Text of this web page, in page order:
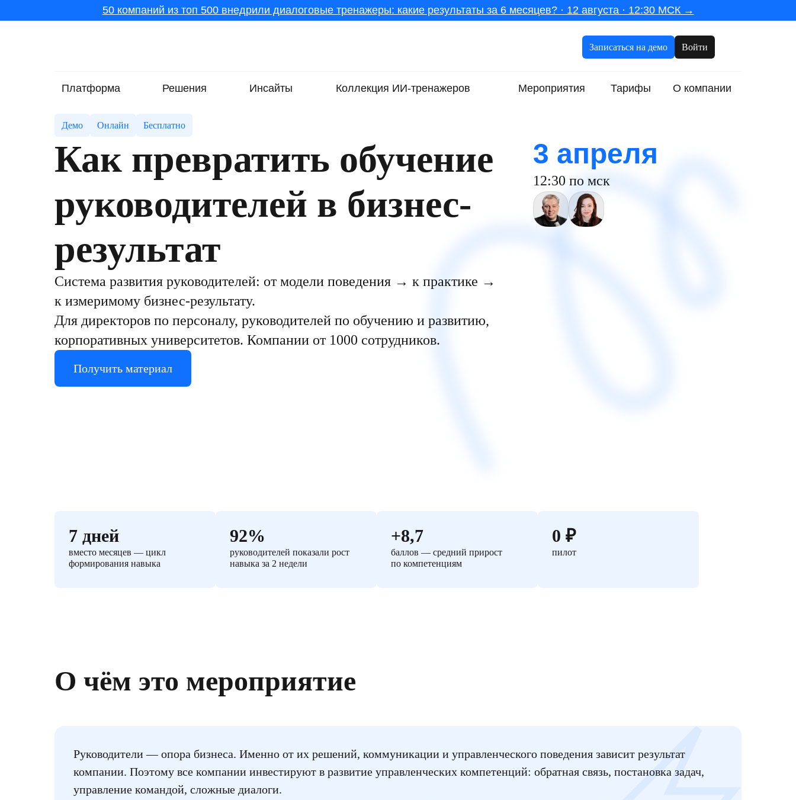
Платформа Решения Инсайты Коллекция ИИ-тренажеров
50 компаний из топ 500 внедрили диалоговые тренажеры: какие результаты за 6 месяцев? · 12 августа · 12:30 МСК →
Записаться на демо Войти
Мероприятия Тарифы О компании
Демо Онлайн Бесплатно
Как превратить обучение
руководителей в бизнес-
результат
Система развития руководителей: от модели поведения → к практике →
к измеримому бизнес-результату.
Для директоров по персоналу, руководителей по обучению и развитию,
корпоративных университетов. Компании от 1000 сотрудников.
3 апреля
12:30 по мск
Получить материал
7 дней
вместо месяцев — цикл
формирования навыка
92%
руководителей показали рост
навыка за 2 недели
+8,7
баллов — средний прирост
по компетенциям
0 ₽
пилот
О чём это мероприятие
Руководители — опора бизнеса. Именно от их решений, коммуникации и управленческого поведения зависит результат
компании. Поэтому все компании инвестируют в развитие управленческих компетенций: обратная связь, постановка задач,
управление командой, сложные диалоги.